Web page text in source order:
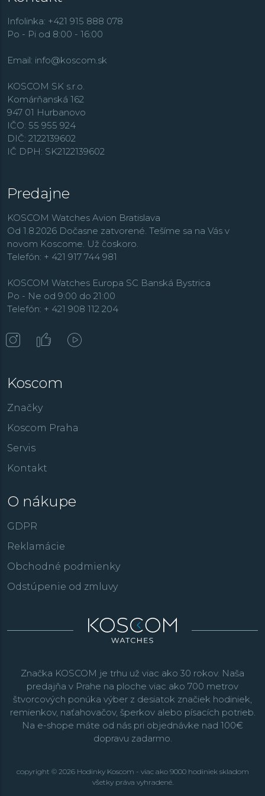
Infolinka: +421 915 888 078
Po - Pi od 8:00 - 16:00
Email: info@koscom.sk
KOSCOM SK s.r.o.
Komárňanská 162
947 01 Hurbanovo
IČO: 55 955 924
DIČ: 2122139602
IČ DPH: SK2122139602
Predajne
KOSCOM Watches Avion Bratislava
Od 1.8.2026 Dočasne zatvorené. Tešíme sa na Vás v
novom Koscome. Už čoskoro.
Telefón: + 421 917 744 981
KOSCOM Watches Europa SC Banská Bystrica
Po - Ne od 9:00 do 21:00
Telefón: + 421 908 112 204
Koscom
Značky
Koscom Praha
Servis
Kontakt
O nákupe
GDPR
Reklamácie
Obchodné podmienky
Odstúpenie od zmluvy
Značka KOSCOM je trhu už viac ako 30 rokov. Naša
predajňa v Prahe na ploche viac ako 700 metrov
štvorcových ponúka výber z desiatok značiek hodiniek,
remienkov, naťahovačov, šperkov alebo písacích potrieb.
Na e-shope máte od nás pri objednávke nad 100€
dopravu zadarmo.
copyright © 2026 Hodinky Koscom - viac ako 9000 hodiniek skladom
všetky práva vyhradené.